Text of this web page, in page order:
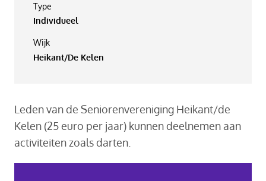
Type
Individueel
Wijk
Heikant/De Kelen
Leden van de Seniorenvereniging Heikant/de
Kelen (25 euro per jaar) kunnen deelnemen aan
activiteiten zoals darten.